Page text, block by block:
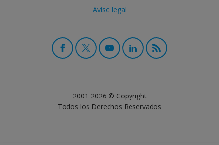
Aviso legal
2001-2026 © Copyright
Todos los Derechos Reservados